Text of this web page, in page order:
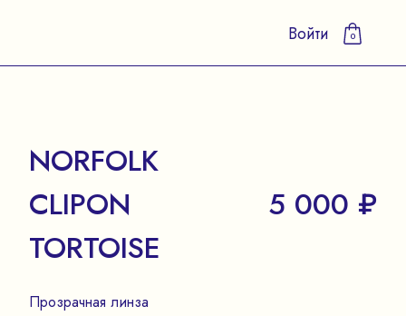
Войти 0
NORFOLK
CLIPON
TORTOISE
5 000 ₽
Прозрачная линза